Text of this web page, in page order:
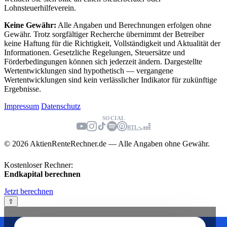
Lohnsteuerhilfeverein.
Keine Gewähr: Alle Angaben und Berechnungen erfolgen ohne
Gewähr. Trotz sorgfältiger Recherche übernimmt der Betreiber
keine Haftung für die Richtigkeit, Vollständigkeit und Aktualität der
Informationen. Gesetzliche Regelungen, Steuersätze und
Förderbedingungen können sich jederzeit ändern. Dargestellte
Wertentwicklungen sind hypothetisch — vergangene
Wertentwicklungen sind kein verlässlicher Indikator für zukünftige
Ergebnisse.
Impressum Datenschutz
SOCIAL
RTL+
© 2026 AktienRenteRechner.de — Alle Angaben ohne Gewähr.
Kostenloser Rechner:
Endkapital berechnen
Jetzt berechnen
⇧